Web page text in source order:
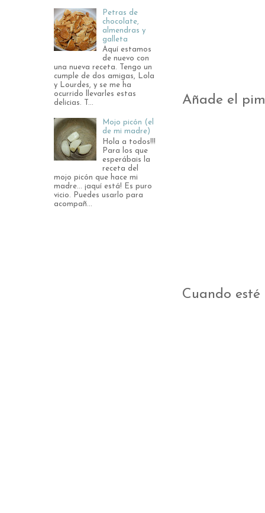
Añade el
Cuando
Petras de
chocolate,
almendras y
galleta
Aquí estamos
de nuevo con
una nueva receta. Tengo un
cumple de dos amigas, Lola
y Lourdes, y se me ha
ocurrido llevarles estas
delicias. T...
Mojo picón (el
de mi madre)
Hola a todos!!!
Para los que
esperábais la
receta del
mojo picón que hace mi
madre... ¡aquí está! Es puro
vicio. Puedes usarlo para
acompañ...